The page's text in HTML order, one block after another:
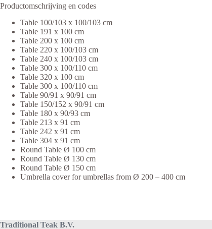
Productomschrijving en codes
Table 100/103 x 100/103 cm
Table 191 x 100 cm
Table 200 x 100 cm
Table 220 x 100/103 cm
Table 240 x 100/103 cm
Table 300 x 100/110 cm
Table 320 x 100 cm
Table 300 x 100/110 cm
Table 90/91 x 90/91 cm
Table 150/152 x 90/91 cm
Table 180 x 90/93 cm
Table 213 x 91 cm
Table 242 x 91 cm
Table 304 x 91 cm
Round Table Ø 100 cm
Round Table Ø 130 cm
Round Table Ø 150 cm
Umbrella cover for umbrellas from Ø 200 – 400 cm
Traditional Teak B.V.